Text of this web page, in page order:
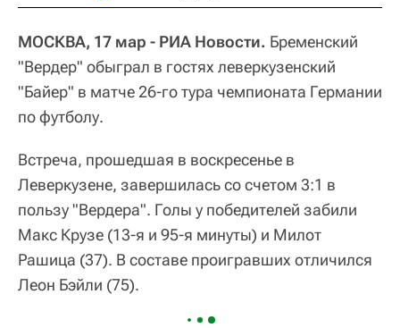
МОСКВА, 17 мар - РИА Новости. Бременский
"Вердер" обыграл в гостях леверкузенский
"Байер" в матче 26-го тура чемпионата Германии
по футболу.
Встреча, прошедшая в воскресенье в
Леверкузене, завершилась со счетом 3:1 в
пользу "Вердера". Голы у победителей забили
Макс Крузе (13-я и 95-я минуты) и Милот
Рашица (37). В составе проигравших отличился
Леон Бэйли (75).